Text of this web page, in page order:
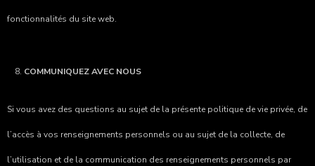
fonctionnalités du site web.
COMMUNIQUEZ AVEC NOUS
Si vous avez des questions au sujet de la présente politique de vie privée, de
l’accès à vos renseignements personnels ou au sujet de la collecte, de
l’utilisation et de la communication des renseignements personnels par